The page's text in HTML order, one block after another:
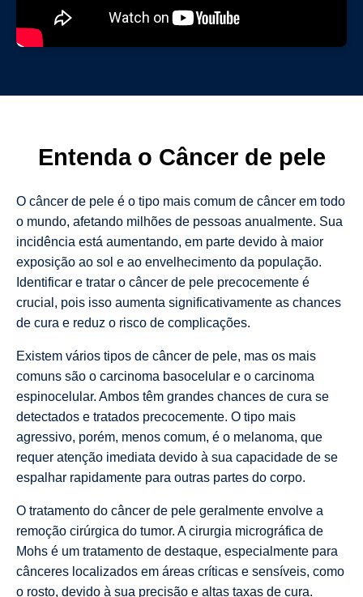
Entenda o Câncer de pele
O câncer de pele é o tipo mais comum de câncer em todo
o mundo, afetando milhões de pessoas anualmente. Sua
incidência está aumentando, em parte devido à maior
exposição ao sol e ao envelhecimento da população.
Identificar e tratar o câncer de pele precocemente é
crucial, pois isso aumenta significativamente as chances
de cura e reduz o risco de complicações.
Existem vários tipos de câncer de pele, mas os mais
comuns são o carcinoma basocelular e o carcinoma
espinocelular. Ambos têm grandes chances de cura se
detectados e tratados precocemente. O tipo mais
agressivo, porém, menos comum, é o melanoma, que
requer atenção imediata devido à sua capacidade de se
espalhar rapidamente para outras partes do corpo.
O tratamento do câncer de pele geralmente envolve a
remoção cirúrgica do tumor. A cirurgia micrográfica de
Mohs é um tratamento de destaque, especialmente para
cânceres localizados em áreas críticas e sensíveis, como
o rosto, devido à sua precisão e altas taxas de cura.